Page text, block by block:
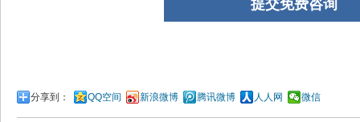
分享到： QQ空间 新浪微博 腾讯微博 人人网 微信